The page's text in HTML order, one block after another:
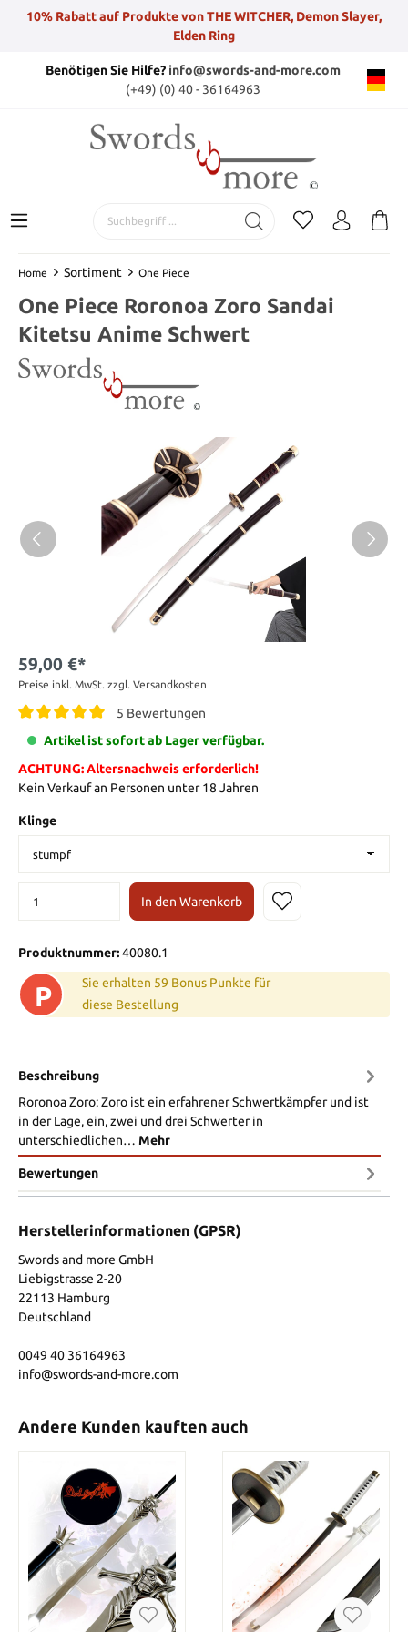
10% Rabatt auf Produkte von THE WITCHER, Demon Slayer,
Elden Ring
Benötigen Sie Hilfe?info@swords-and-more.com
(+49) (0) 40 - 36164963
Home Sortiment One Piece
One Piece Roronoa Zoro Sandai
Kitetsu Anime Schwert
59,00 €*
Preise inkl. MwSt. zzgl. Versandkosten
5 Bewertungen
Artikel ist sofort ab Lager verfügbar.
ACHTUNG: Altersnachweis erforderlich!
Kein Verkauf an Personen unter 18 Jahren
Klinge
In den Warenkorb
Produktnummer:40080.1
P
Sie erhalten 59 Bonus Punkte für
diese Bestellung
Beschreibung
Roronoa Zoro: Zoro ist ein erfahrener Schwertkämpfer und ist
in der Lage, ein, zwei und drei Schwerter in
unterschiedlichen… Mehr
Bewertungen
Herstellerinformationen (GPSR)
Swords and more GmbH
Liebigstrasse 2-20
22113 Hamburg
Deutschland
0049 40 36164963
info@swords-and-more.com
Andere Kunden kauften auch